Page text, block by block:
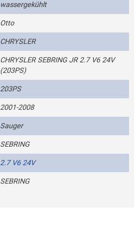
wassergekühlt
Otto
CHRYSLER
CHRYSLER SEBRING JR 2.7 V6 24V
(203PS)
203PS
2001-2008
Sauger
SEBRING
2.7 V6 24V
SEBRING